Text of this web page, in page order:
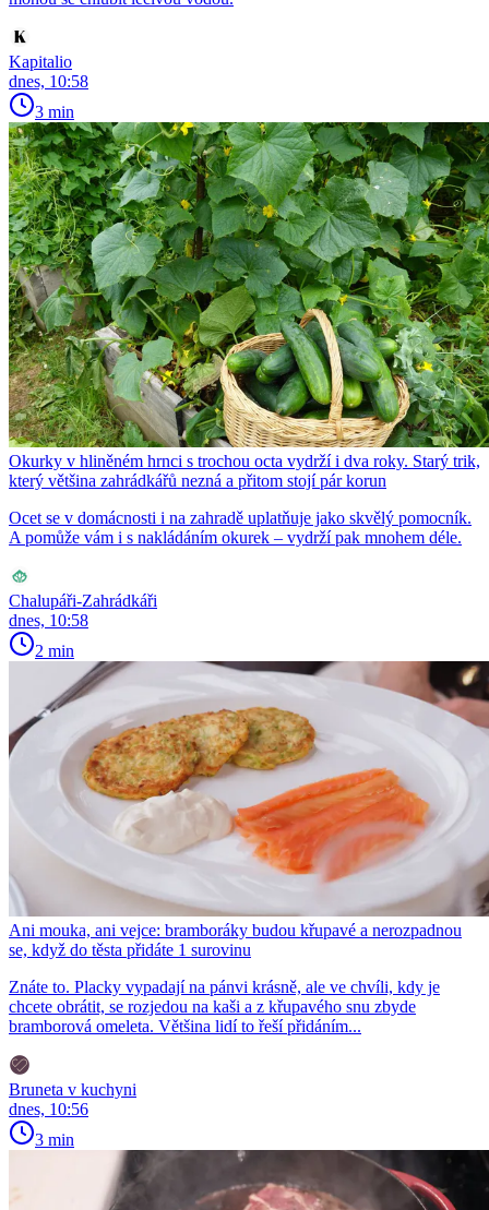
Kapitalio
dnes, 10:58
3 min
Okurky v hliněném hrnci s trochou octa vydrží i dva roky. Starý trik,
který většina zahrádkářů nezná a přitom stojí pár korun
Ocet se v domácnosti i na zahradě uplatňuje jako skvělý pomocník.
A pomůže vám i s nakládáním okurek – vydrží pak mnohem déle.
Chalupáři-Zahrádkáři
dnes, 10:58
2 min
Ani mouka, ani vejce: bramboráky budou křupavé a nerozpadnou
se, když do těsta přidáte 1 surovinu
Znáte to. Placky vypadají na pánvi krásně, ale ve chvíli, kdy je
chcete obrátit, se rozjedou na kaši a z křupavého snu zbyde
bramborová omeleta. Většina lidí to řeší přidáním...
Bruneta v kuchyni
dnes, 10:56
3 min